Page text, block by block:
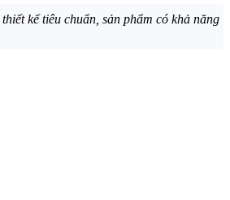
thiết kế tiêu chuẩn, sản phẩm có khả năng